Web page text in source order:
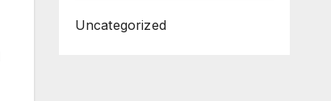
Uncategorized